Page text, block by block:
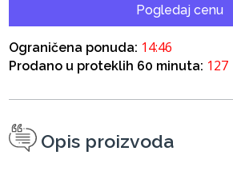
Pogledaj cenu
Ograničena ponuda: 14:45
Prodano u proteklih 60 minuta: 127
Opis proizvoda